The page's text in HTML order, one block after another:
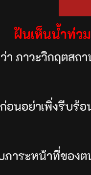
ฝันเห็นน้ำท่ว
า ภาวะวิกฤตสถ
อนอย่าเพิ่งรีบร้
าระหน้าที่ของต